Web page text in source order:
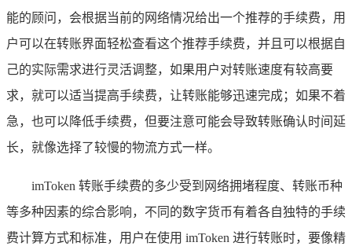
能的顾问，会根据当前的网络情况给出一个推荐的手续费，用
户可以在转账界面轻松查看这个推荐手续费，并且可以根据自
己的实际需求进行灵活调整，如果用户对转账速度有较高要
求，就可以适当提高手续费，让转账能够迅速完成；如果不着
急，也可以降低手续费，但要注意可能会导致转账确认时间延
长，就像选择了较慢的物流方式一样。
imToken 转账手续费的多少受到网络拥堵程度、转账币种
等多种因素的综合影响，不同的数字货币有着各自独特的手续
费计算方式和标准，用户在使用 imToken 进行转账时，要像精